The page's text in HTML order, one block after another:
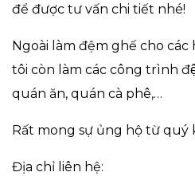
để được tư vấn chi tiết nhé!
Ngoài làm đệm ghế cho
tôi còn làm các công trình
quán ăn, quán cà phê,…
Rất mong sự ủng hộ từ quý
Địa chỉ liên hệ: